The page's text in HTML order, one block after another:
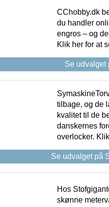
CChobby.dk
du handler
engros – og
Klik her for at
Se udvalget
tilbage, og de
kvalitet til de
danskernes
overlocker.
Se udvalget på
Hos
skønne